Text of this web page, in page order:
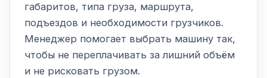
габаритов, типа груза, маршрута,
подъездов и необходимости грузчиков.
Менеджер помогает выбрать машину так,
чтобы не переплачивать за лишний объём
и не рисковать грузом.